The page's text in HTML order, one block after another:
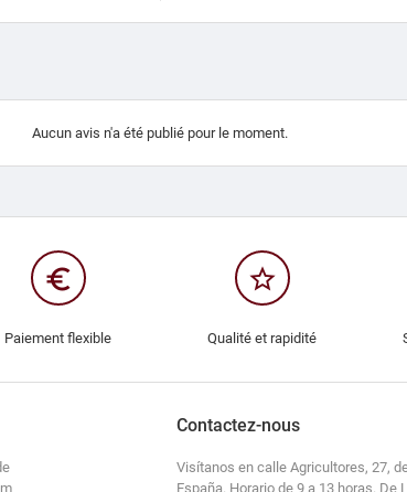
Aucun avis n'a été publié pour le moment.
euro_symbol
Paiement flexible
star_border
Qualité et rapidité
Contactez-nous
Visítanos en calle Agricultores, 27,
España. Horario de 9 a 13 horas. De